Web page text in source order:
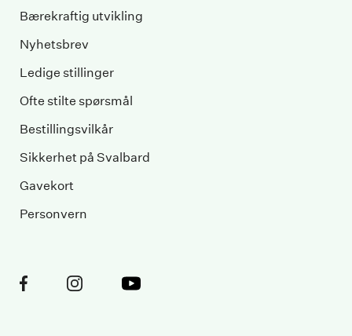
Bærekraftig utvikling
Nyhetsbrev
Ledige stillinger
Ofte stilte spørsmål
Bestillingsvilkår
Sikkerhet på Svalbard
Gavekort
Personvern